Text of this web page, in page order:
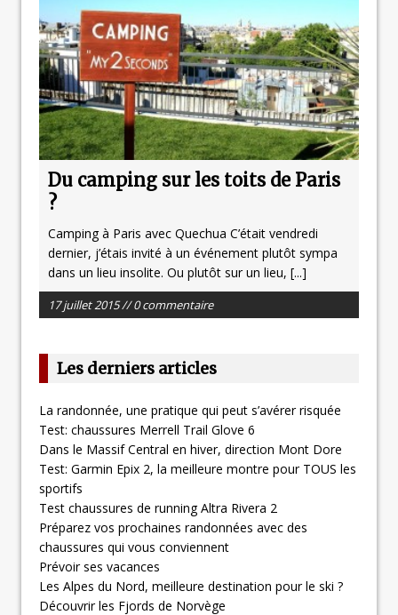
Du camping sur les toits de Paris
?
Camping à Paris avec Quechua C’était vendredi
dernier, j’étais invité à un événement plutôt sympa
dans un lieu insolite. Ou plutôt sur un lieu, [...]
17 juillet 2015 // 0 commentaire
Les derniers articles
La randonnée, une pratique qui peut s’avérer risquée
Test: chaussures Merrell Trail Glove 6
Dans le Massif Central en hiver, direction Mont Dore
Test: Garmin Epix 2, la meilleure montre pour TOUS les
sportifs
Test chaussures de running Altra Rivera 2
Préparez vos prochaines randonnées avec des
chaussures qui vous conviennent
Prévoir ses vacances
Les Alpes du Nord, meilleure destination pour le ski ?
Découvrir les Fjords de Norvège